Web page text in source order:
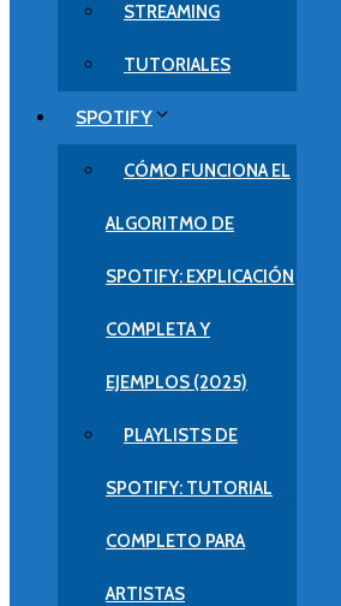
STREAMING
TUTORIALES
SPOTIFY
CÓMO FUNCIONA EL
ALGORITMO DE
SPOTIFY: EXPLICACIÓN
COMPLETA Y
EJEMPLOS (2025)
PLAYLISTS DE
SPOTIFY: TUTORIAL
COMPLETO PARA
ARTISTAS